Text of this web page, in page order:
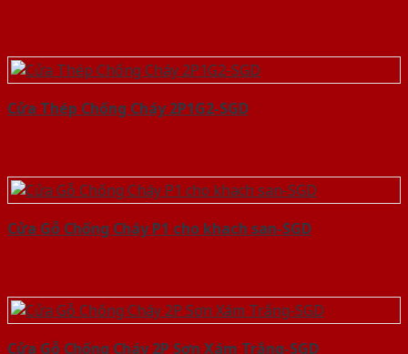
Cửa Thép Chống Cháy 2P1G2-SGD
Cửa Gỗ Chống Cháy P1 cho khach san-SGD
Cửa Gỗ Chống Cháy 2P Sơn Xám Trắng-SGD